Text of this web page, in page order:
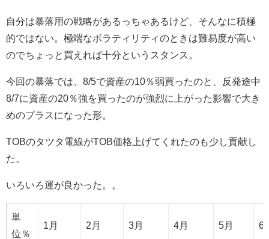
自分は暴落用の戦略があるっちゃあるけど、そんなに積極
的ではない。極端なボラティリティのときは難易度が高い
のでちょっと買えれば十分というスタンス。
今回の暴落では、8/5で資産の10％弱買ったのと、反発途中
8/7に資産の20％強を買ったのが強烈に上がった影響で大き
めのプラスになった形。
TOBのタツタ電線がTOB価格上げてくれたのも少し貢献し
た。
いろいろ運が良かった。。
単
位％
1月 2月 3月 4月 5月 6